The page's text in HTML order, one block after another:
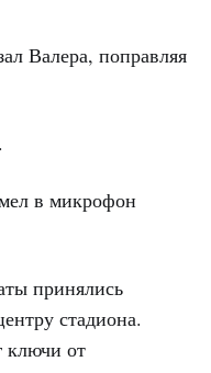
Валера, поправляя
в микрофон
принялись
стадиона.
ключи от